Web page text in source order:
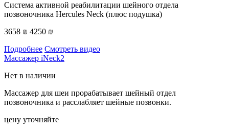
Система активной реабилитации шейного отдела
позвоночника Hercules Neck (плюс подушка)
3658 ₪ 4250 ₪
Подробнее Смотреть видео
Массажер iNeck2
Нет в наличии
Массажер для шеи прорабатывает шейный отдел
позвоночника и расслабляет шейные позвонки.
цену уточняйте